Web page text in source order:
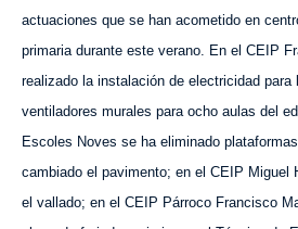
actuaciones que se han acometido en
primaria durante este verano. En el CEIP
realizado la instalación de electricidad para
ventiladores murales para ocho aulas del
Escoles Noves se ha eliminado
cambiado el pavimento; en el CEIP Miguel
el vallado; en el CEIP Párroco Francisco